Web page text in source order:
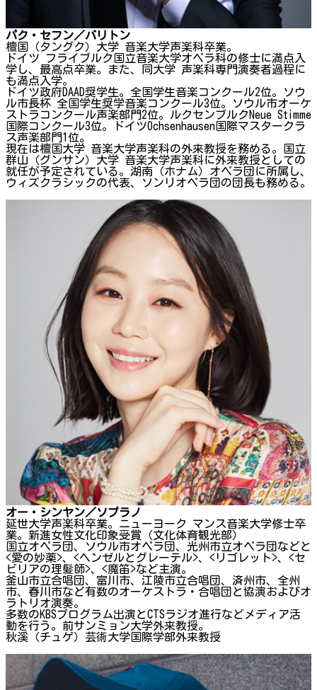
パク・セフン／バリトン
檀国（タングク）大学 音楽大学声楽科卒業。
ドイツ フライブルク国立音楽大学オペラ科の修士に満点入
学し、最高点卒業。また、同大学 声楽科専門演奏者過程に
も満点入学。
ドイツ政府DAAD奨学生。全国学生音楽コンクール2位。ソウ
ル市長杯 全国学生奨学音楽コンクール3位。ソウル市オーケ
ストラコンクール声楽部門2位。ルクセンブルクNeue Stimme
国際コンクール3位。ドイツOchsenhausen国際マスタークラ
ス声楽部門1位。
現在は檀国大学 音楽大学声楽科の外来教授を務める。国立
群山（グンサン）大学 音楽大学声楽科に外来教授としての
就任が予定されている。湖南（ホナム）オペラ団に所属し、
ウィズクラシックの代表、ソンリオペラ団の団長も務める。
オー・シンヤン／ソプラノ
延世大学声楽科卒業。ニューヨーク マンス音楽大学修士卒
業。新進女性文化印象受賞（文化体育観光部）
国立オペラ団、ソウル市オペラ団、光州市立オペラ団などと
<愛の妙薬>、<ヘンゼルとグレーテル>、<リゴレット>、<セ
ビリアの理髪師>、<魔笛>など主演。
釜山市立合唱団、富川市、江陵市立合唱団、済州市、全州
市、春川市など有数のオーケストラ・合唱団と協演およびオ
ラトリオ演奏。
多数のKBSプログラム出演とCTSラジオ進行などメディア活
動を行う。前サンミョン大学外来教授。
秋溪（チュゲ）芸術大学国際学部外来教授